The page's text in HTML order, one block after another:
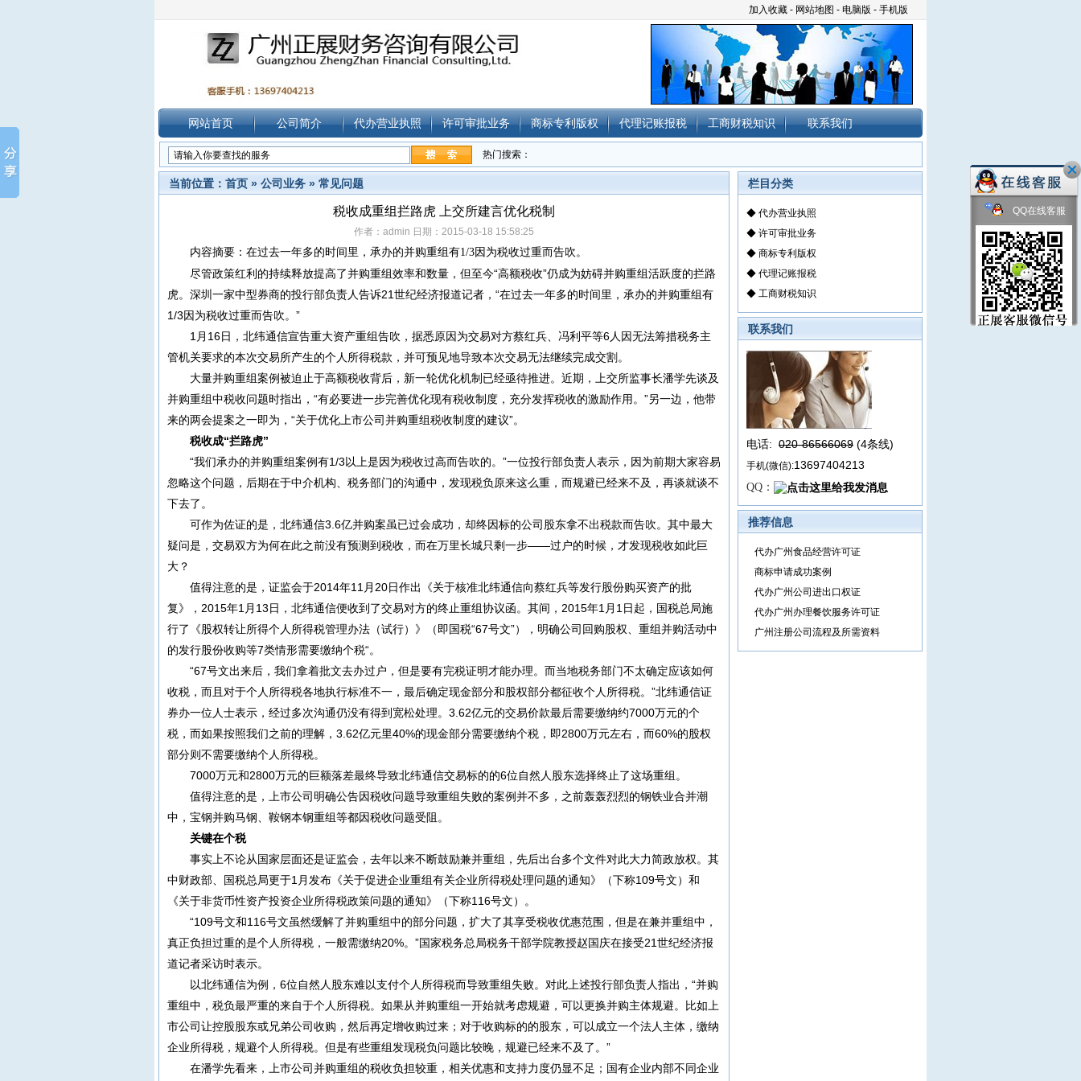
加入收藏 - 网站地图 - 电脑版 - 手机版
网站首页 公司简介 代办营业执照 许可审批业务 商标专利版权 代理记账报税 工商财税知识 联系我们
热门搜索：
当前位置： 首页 » 公司业务 » 常见问题
税收成重组拦路虎 上交所建言优化税制
作者：admin 日期：2015-03-18 15:58:25
内容摘要：在过去一年多的时间里，承办的并购重组有1/3因为税收过重而告吹。
尽管政策红利的持续释放提高了并购重组效率和数量，但至今“高额税收”仍成为妨碍并购重组活跃度的拦路
虎。深圳一家中型券商的投行部负责人告诉21世纪经济报道记者，“在过去一年多的时间里，承办的并购重组有
1/3因为税收过重而告吹。”
1月16日，北纬通信宣告重大资产重组告吹，据悉原因为交易对方蔡红兵、冯利平等6人因无法筹措税务主
管机关要求的本次交易所产生的个人所得税款，并可预见地导致本次交易无法继续完成交割。
大量并购重组案例被迫止于高额税收背后，新一轮优化机制已经亟待推进。近期，上交所监事长潘学先谈及
并购重组中税收问题时指出，“有必要进一步完善优化现有税收制度，充分发挥税收的激励作用。”另一边，他带
来的两会提案之一即为，“关于优化上市公司并购重组税收制度的建议”。
税收成“拦路虎”
“我们承办的并购重组案例有1/3以上是因为税收过高而告吹的。”一位投行部负责人表示，因为前期大家容易
忽略这个问题，后期在于中介机构、税务部门的沟通中，发现税负原来这么重，而规避已经来不及，再谈就谈不
下去了。
可作为佐证的是，北纬通信3.6亿并购案虽已过会成功，却终因标的公司股东拿不出税款而告吹。其中最大
疑问是，交易双方为何在此之前没有预测到税收，而在万里长城只剩一步——过户的时候，才发现税收如此巨
大？
值得注意的是，证监会于2014年11月20日作出《关于核准北纬通信向蔡红兵等发行股份购买资产的批
复》，2015年1月13日，北纬通信便收到了交易对方的终止重组协议函。其间，2015年1月1日起，国税总局施
行了《股权转让所得个人所得税管理办法（试行）》（即国税“67号文”），明确公司回购股权、重组并购活动中
的发行股份收购等7类情形需要缴纳个税“。
“67号文出来后，我们拿着批文去办过户，但是要有完税证明才能办理。而当地税务部门不太确定应该如何
收税，而且对于个人所得税各地执行标准不一，最后确定现金部分和股权部分都征收个人所得税。”北纬通信证
券办一位人士表示，经过多次沟通仍没有得到宽松处理。3.62亿元的交易价款最后需要缴纳约7000万元的个
税，而如果按照我们之前的理解，3.62亿元里40%的现金部分需要缴纳个税，即2800万元左右，而60%的股权
部分则不需要缴纳个人所得税。
7000万元和2800万元的巨额落差最终导致北纬通信交易标的的6位自然人股东选择终止了这场重组。
值得注意的是，上市公司明确公告因税收问题导致重组失败的案例并不多，之前轰轰烈烈的钢铁业合并潮
中，宝钢并购马钢、鞍钢本钢重组等都因税收问题受阻。
关键在个税
事实上不论从国家层面还是证监会，去年以来不断鼓励兼并重组，先后出台多个文件对此大力简政放权。其
中财政部、国税总局更于1月发布《关于促进企业重组有关企业所得税处理问题的通知》（下称109号文）和
《关于非货币性资产投资企业所得税政策问题的通知》（下称116号文）。
“109号文和116号文虽然缓解了并购重组中的部分问题，扩大了其享受税收优惠范围，但是在兼并重组中，
真正负担过重的是个人所得税，一般需缴纳20%。”国家税务总局税务干部学院教授赵国庆在接受21世纪经济报
道记者采访时表示。
以北纬通信为例，6位自然人股东难以支付个人所得税而导致重组失败。对此上述投行部负责人指出，“并购
重组中，税负最严重的来自于个人所得税。如果从并购重组一开始就考虑规避，可以更换并购主体规避。比如上
市公司让控股股东或兄弟公司收购，然后再定增收购过来；对于收购标的的股东，可以成立一个法人主体，缴纳
企业所得税，规避个人所得税。但是有些重组发现税负问题比较晚，规避已经来不及了。”
在潘学先看来，上市公司并购重组的税收负担较重，相关优惠和支持力度仍显不足；国有企业内部不同企业
栏目分类
◆ 代办营业执照
◆ 许可审批业务
◆ 商标专利版权
◆ 代理记账报税
◆ 工商财税知识
联系我们
电话: 020-86566069 (4条线)
手机(微信):13697404213
QQ：
推荐信息
代办广州食品经营许可证
商标申请成功案例
代办广州公司进出口权证
代办广州办理餐饮服务许可证
广州注册公司流程及所需资料
QQ在线客服